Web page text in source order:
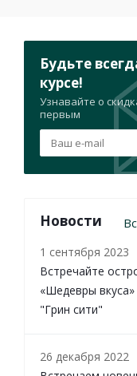
Будьте
курсе!
Узнавайте о
первым
Новости
1 сентября 2023
Встречайте
«Шедевры
"Грин сити"
26 декабря 2022